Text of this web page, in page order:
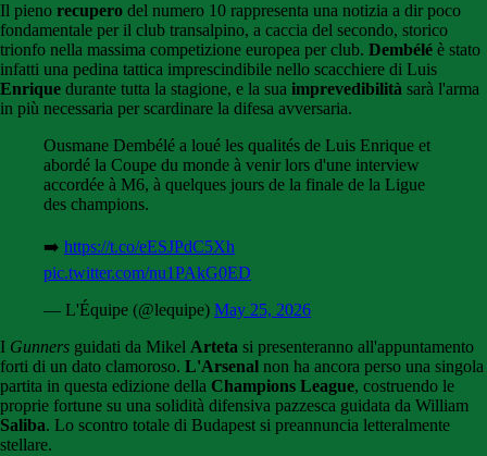
Il pieno recupero del numero 10 rappresenta una notizia a dir poco
fondamentale per il club transalpino, a caccia del secondo, storico
trionfo nella massima competizione europea per club. Dembélé è stato
infatti una pedina tattica imprescindibile nello scacchiere di Luis
Enrique durante tutta la stagione, e la sua imprevedibilità sarà l'arma
in più necessaria per scardinare la difesa avversaria.
Ousmane Dembélé a loué les qualités de Luis Enrique et
abordé la Coupe du monde à venir lors d'une interview
accordée à M6, à quelques jours de la finale de la Ligue
des champions.
➡️ https://t.co/eESJPdC5Xh
pic.twitter.com/nu1PAkG0ED
— L'Équipe (@lequipe) May 25, 2026
I Gunners guidati da Mikel Arteta si presenteranno all'appuntamento
forti di un dato clamoroso. L'Arsenal non ha ancora perso una singola
partita in questa edizione della Champions League, costruendo le
proprie fortune su una solidità difensiva pazzesca guidata da William
Saliba. Lo scontro totale di Budapest si preannuncia letteralmente
stellare.